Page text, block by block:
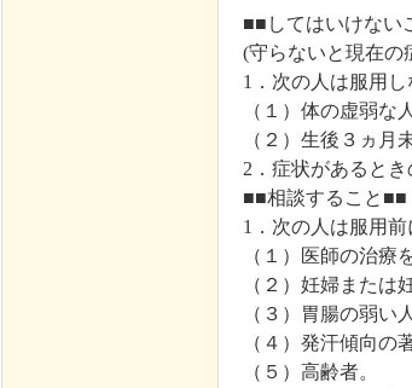
■■してはいけない
(守らないと現在の
1．次の人は服用
（１）体の虚弱な
（２）生後３ヵ月
2．症状があると
■■相談すること■■
1．次の人は服用
（１）医師の治療
（２）妊婦または
（３）胃腸の弱い人
（４）発汗傾向の
（５）高齢者。